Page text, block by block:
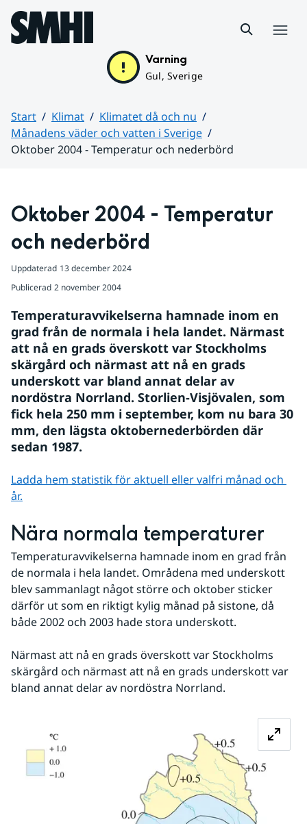
Hoppa till sidans innehåll
Varning
Gul, Sverige
Start Klimat
Klimatet då och nu
Månadens väder och vatten i Sverige
Oktober 2004 - Temperatur och nederbörd
Oktober 2004 - Temperatur
och nederbörd
Uppdaterad 13 december 2024
Publicerad 2 november 2004
Temperaturavvikelserna hamnade inom en
grad från de normala i hela landet. Närmast
att nå en grads överskott var Stockholms
skärgård och närmast att nå en grads
underskott var bland annat delar av
nordöstra Norrland. Storlien-Visjövalen, som
fick hela 250 mm i september, kom nu bara 30
mm, den lägsta oktobernederbörden där
sedan 1987.
Ladda hem statistik för aktuell eller valfri månad och
år.
Nära normala temperaturer
Temperaturavvikelserna hamnade inom en grad från
de normala i hela landet. Områdena med underskott
blev sammanlagt något större och oktober sticker
därför ut som en riktigt kylig månad på sistone, då
både 2002 och 2003 hade stora underskott.
Närmast att nå en grads överskott var Stockholms
skärgård och närmast att nå en grads underskott var
bland annat delar av nordöstra Norrland.